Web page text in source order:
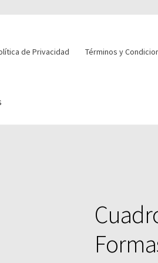
de Privacidad Términos y